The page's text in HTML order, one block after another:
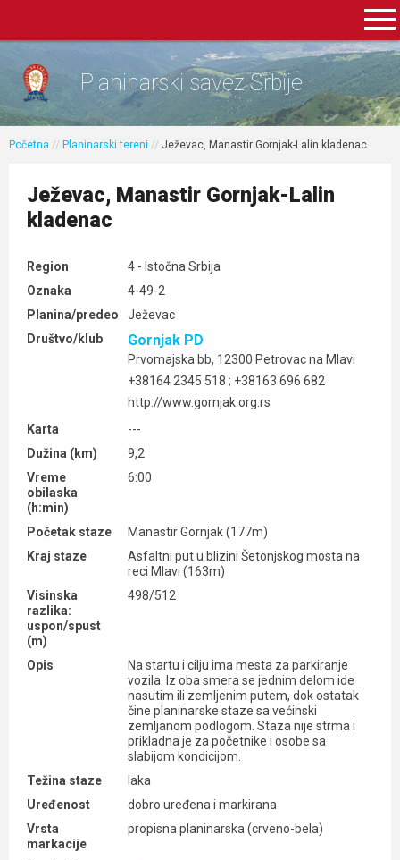
Planinarski savez Srbije
Početna // Planinarski tereni // Ježevac, Manastir Gornjak-Lalin kladenac
Ježevac, Manastir Gornjak-Lalin
kladenac
Region
4 - Istočna Srbija
Oznaka
4-49-2
Planina/predeo
Ježevac
Društvo/klub
Gornjak PD
Prvomajska bb, 12300 Petrovac na Mlavi
+38164 2345 518 ; +38163 696 682
http://www.gornjak.org.rs
Karta
---
Dužina (km)
9,2
Vreme
obilaska
(h:min)
6:00
Početak staze
Manastir Gornjak (177m)
Kraj staze
Asfaltni put u blizini Šetonjskog mosta na
reci Mlavi (163m)
Visinska
razlika:
uspon/spust
(m)
498/512
Opis
Na startu i cilju ima mesta za parkiranje
vozila. Iz oba smera se jednim delom ide
nasutim ili zemljenim putem, dok ostatak
čine planinarske staze sa većinski
zemljanom podlogom. Staza nije strma i
prikladna je za početnike i osobe sa
slabijom kondicijom.
Težina staze
laka
Uređenost
dobro uređena i markirana
Vrsta
markacije
propisna planinarska (crveno-bela)